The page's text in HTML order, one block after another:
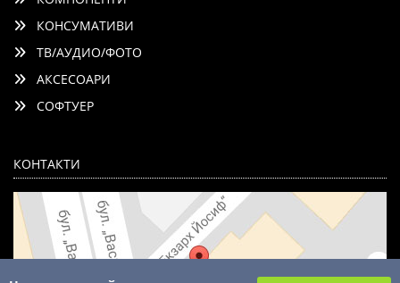
КОНСУМАТИВИ
ТВ/АУДИО/ФОТО
АКСЕСОАРИ
СОФТУЕР
КОНТАКТИ